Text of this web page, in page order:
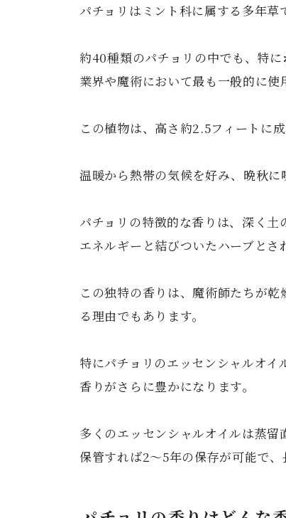
パチョリはミント科に属する多年草
約40種類のパチョリの中でも、特に
業界や魔術において最も一般的に使
この植物は、高さ約2.5フィートに
温暖から熱帯の気候を好み、晩秋に
パチョリの特徴的な香りは、深く
エネルギーと結びついたハーブとさ
この独特の香りは、魔術師たちが
る理由でもあります。
特にパチョリのエッセンシャルオ
香りがさらに豊かになります。
多くのエッセンシャルオイルは蒸
保管すれば2〜5年の保存が可能で、